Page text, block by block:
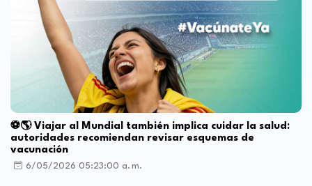
⚽🌎 Viajar al Mundial también implica cuidar la salud:
autoridades recomiendan revisar esquemas de
vacunación
6/05/2026 05:23:00 a. m.